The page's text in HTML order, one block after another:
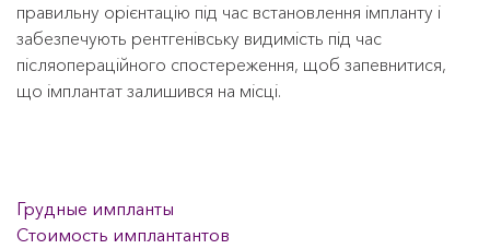
правильну орієнтацію під час встановлення імпланту і
забезпечують рентгенівську видимість під час
післяопераційного спостереження, щоб запевнитися,
що імплантат залишився на місці.
Грудные импланты
Стоимость имплантантов